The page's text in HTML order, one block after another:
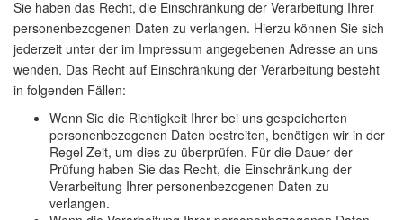
Sie haben das Recht, die Einschränkung der Verarbeitung Ihrer
personenbezogenen Daten zu verlangen. Hierzu können Sie sich
jederzeit unter der im Impressum angegebenen Adresse an uns
wenden. Das Recht auf Einschränkung der Verarbeitung besteht
in folgenden Fällen:
Wenn Sie die Richtigkeit Ihrer bei uns gespeicherten
personenbezogenen Daten bestreiten, benötigen wir in der
Regel Zeit, um dies zu überprüfen. Für die Dauer der
Prüfung haben Sie das Recht, die Einschränkung der
Verarbeitung Ihrer personenbezogenen Daten zu
verlangen.